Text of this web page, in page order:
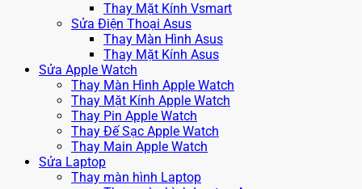
Thay Mặt Kính Vsmart
Sửa Điện Thoại Asus
Thay Màn Hình Asus
Thay Mặt Kính Asus
Sửa Apple Watch
Thay Màn Hình Apple Watch
Thay Mặt Kính Apple Watch
Thay Pin Apple Watch
Thay Đế Sạc Apple Watch
Thay Main Apple Watch
Sửa Laptop
Thay màn hình Laptop